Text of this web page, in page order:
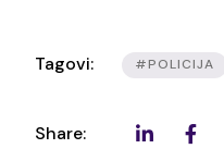
Tagovi: #POLICIJA
Share: